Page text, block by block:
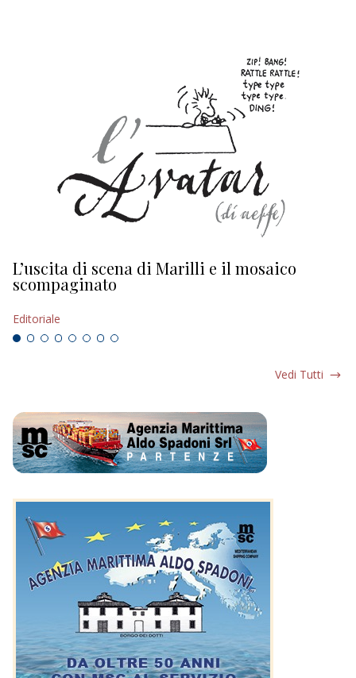
L’uscita di scena di Marilli e il mosaico
scompaginato
Editoriale
Vedi Tutti